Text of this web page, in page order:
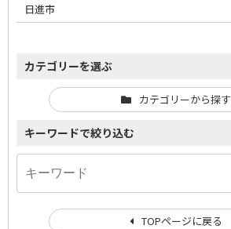
日進市
カテゴリーを選ぶ
カテゴリーから探す
キーワードで絞り込む
TOPページに戻る